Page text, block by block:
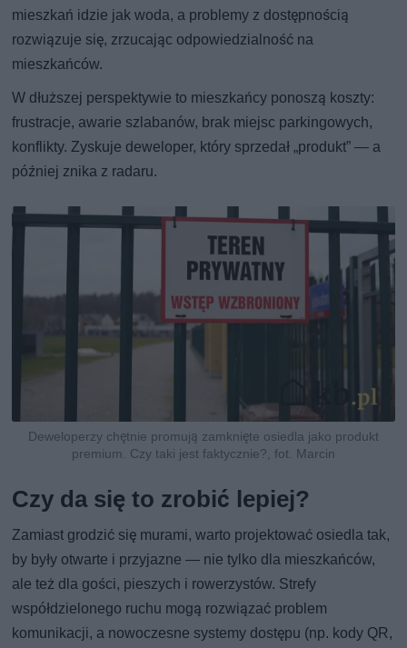
mieszkań idzie jak woda, a problemy z dostępnością
rozwiązuje się, zrzucając odpowiedzialność na
mieszkańców.
W dłuższej perspektywie to mieszkańcy ponoszą koszty:
frustracje, awarie szlabanów, brak miejsc parkingowych,
konflikty. Zyskuje deweloper, który sprzedał „produkt” — a
później znika z radaru.
Deweloperzy chętnie promują zamknięte osiedla jako produkt
premium. Czy taki jest faktycznie?, fot. Marcin
Czy da się to zrobić lepiej?
Zamiast grodzić się murami, warto projektować osiedla tak,
by były otwarte i przyjazne — nie tylko dla mieszkańców,
ale też dla gości, pieszych i rowerzystów. Strefy
współdzielonego ruchu mogą rozwiązać problem
komunikacji, a nowoczesne systemy dostępu (np. kody QR,